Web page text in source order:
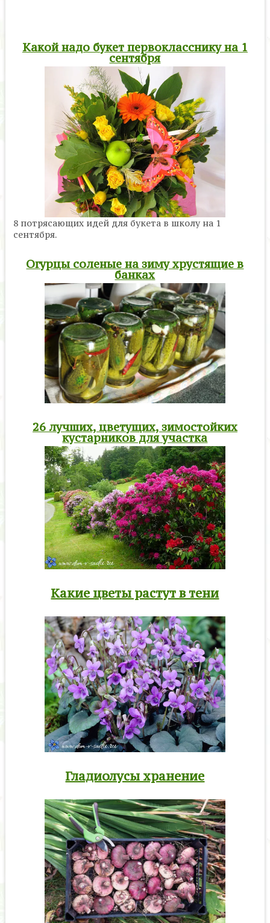
Какой надо букет первокласснику на 1
сентября
8 потрясающих идей для букета в школу на 1
сентября.
Огурцы соленые на зиму хрустящие в
банках
26 лучших, цветущих, зимостойких
кустарников для участка
Какие цветы растут в тени
Гладиолусы хранение